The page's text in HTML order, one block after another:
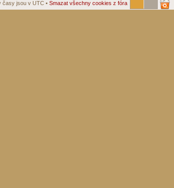
časy jsou v UTC • Smazat všechny cookies z fóra